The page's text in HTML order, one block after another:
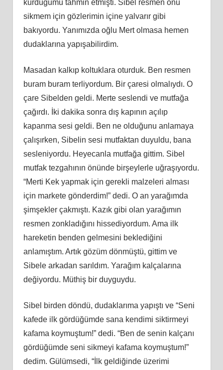
kurduğumu tahmin etmişti. Sibel resmen onu
sikmem için gözlerimin içine yalvarır gibi
bakıyordu. Yanımızda oğlu Mert olmasa hemen
dudaklarına yapışabilirdim.
Masadan kalkıp koltuklara oturduk. Ben resmen
buram buram terliyordum. Bir çaresi olmalıydı. O
çare Sibelden geldi. Merte seslendi ve mutfağa
çağırdı. İki dakika sonra dış kapının açılıp
kapanma sesi geldi. Ben ne olduğunu anlamaya
çalışırken, Sibelin sesi mutfaktan duyuldu, bana
sesleniyordu. Heyecanla mutfağa gittim. Sibel
mutfak tezgahının önünde birşeylerle uğraşıyordu.
“Merti Kek yapmak için gerekli malzeleri alması
için markete gönderdim!” dedi. O an yarağımda
şimşekler çakmıştı. Kazık gibi olan yarağımın
resmen zonkladığını hissediyordum. Ama ilk
hareketin benden gelmesini beklediğini
anlamıştım. Artık gözüm dönmüştü, gittim ve
Sibele arkadan sarıldım. Yarağım kalçalarına
değiyordu. Müthiş bir duyguydu.
Sibel birden döndü, dudaklarıma yapıştı ve “Seni
kafede ilk gördüğümde sana kendimi siktirmeyi
kafama koymuştum!” dedi. “Ben de senin kalçanı
gördüğümde seni sikmeyi kafama koymuştum!”
dedim. Gülümsedi, “İlk geldiğinde üzerimi